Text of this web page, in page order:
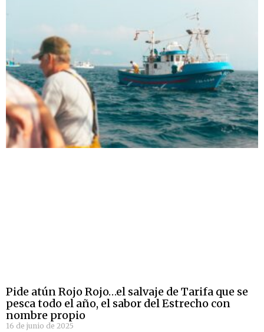
Pide atún Rojo Rojo…el salvaje de Tarifa que se
pesca todo el año, el sabor del Estrecho con
nombre propio
16 de junio de 2025